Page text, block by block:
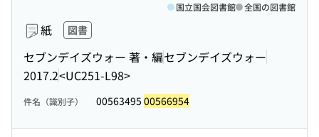
紙 図書
セブンデイズウォー 著・編セブンデイズウォー
2017.2<UC251-L98>
国立国会図書館 全国の図書館
件名（識別子） 00563495 00566954